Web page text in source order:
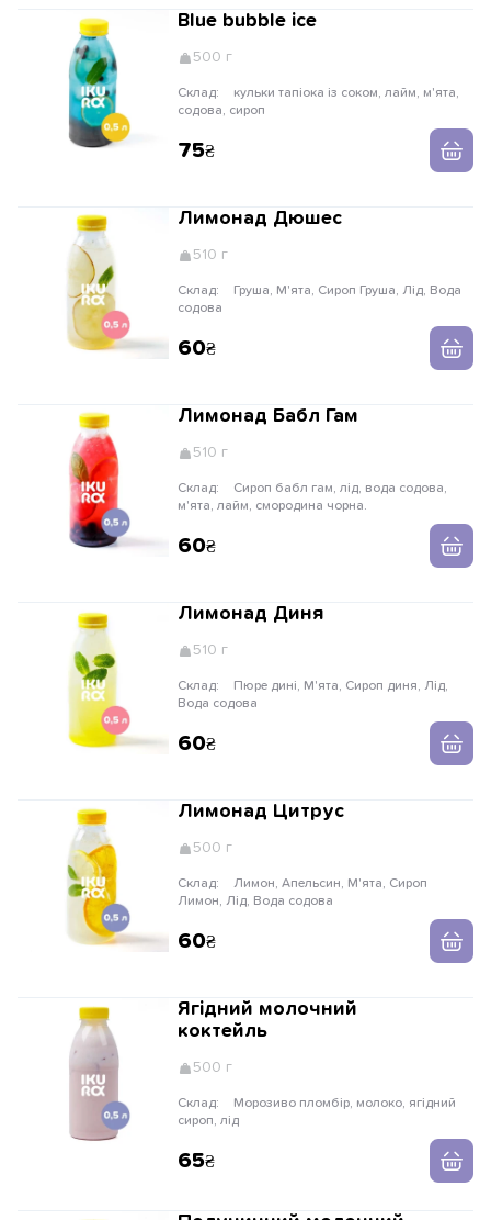
Blue bubble ice
500 г
Склад:
содова, сироп
75
Лимонад Дюшес
510 г
Склад:
содова
60
Лимонад Бабл Гам
510 г
Склад:
м'ята, лайм, смородина чорна.
60
Лимонад Диня
510 г
Склад:
Вода содова
60
Лимонад Цитрус
500 г
Склад:
Лимон, Лід, Вода содова
60
Ягідний молочний
коктейль
500 г
Склад:
сироп, лід
65